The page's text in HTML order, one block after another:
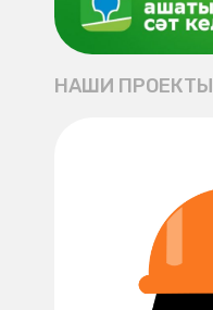
НАШИ ПРОЕКТЫ